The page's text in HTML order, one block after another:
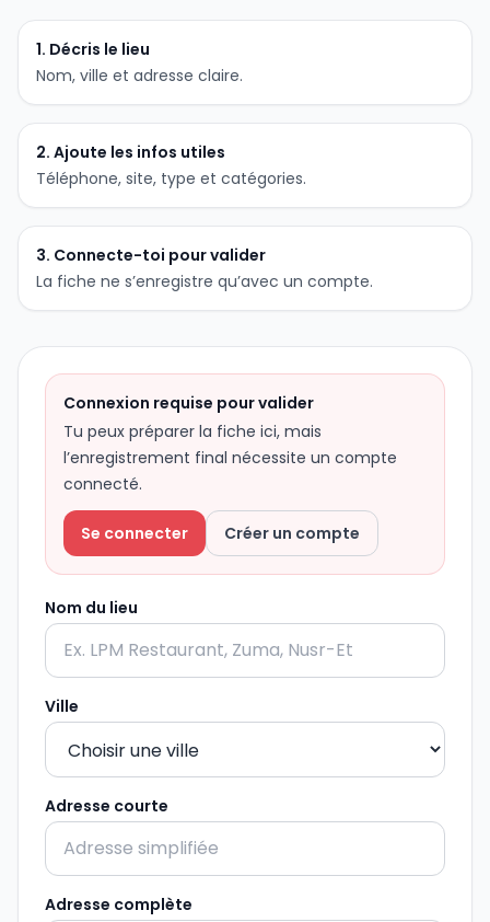
1. Décris le lieu
Nom, ville et adresse claire.
2. Ajoute les infos utiles
Téléphone, site, type et catégories.
3. Connecte-toi pour valider
La fiche ne s’enregistre qu’avec un compte.
Connexion requise pour valider
Tu peux préparer la fiche ici, mais
l’enregistrement final nécessite un compte
connecté.
Se connecter Créer un compte
Nom du lieu
Ville
Adresse courte
Adresse complète